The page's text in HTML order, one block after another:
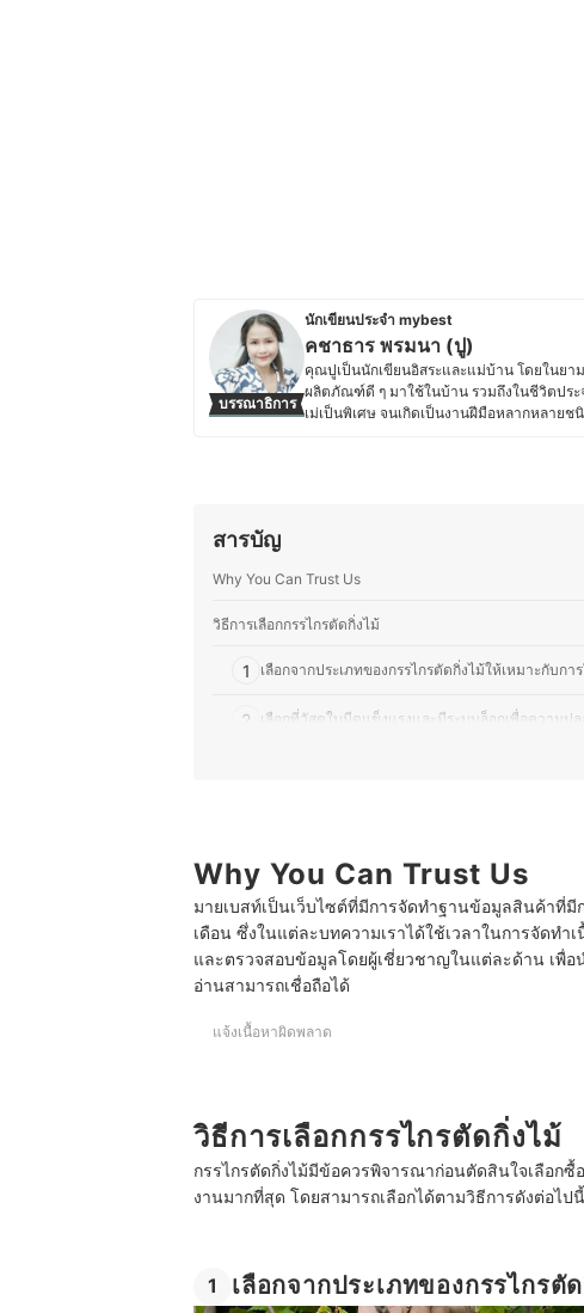
บรรณาธิการ
นักเขียนประจำ mybest
คชาธาร พรมนา (ปู)
คุณปูเป็นนักเขียนอิสระและแม่บ้าน โดยในยา
ผลิตภัณฑ์ดี ๆ มาใช้ในบ้าน รวมถึงในชีวิตปร
เม่เป็นพิเศษ จนเกิดเป็นงานฝีมือหลากหลาย
สารบัญ
Why You Can Trust Us
วิธีการเลือกกรรไกรตัดกิ่งไม้
1 เลือกจากประเภทของกรรไกรตัดกิ่งไม้ให้เหมาะกับกา
2 เลือกที่วัสดุใบมีดแข็งแรงและมีระบบล็อกเพื่อความป
5 เลือกด้ามจับที่จับได้ถนัดมือหรือออกแบบตามหลักสรีร
10 กรรไกรตัดกิ่งไม้ ยี่ห้อไหนดี รวมกรรไกรตัดกิ่งไม้อย่างดี
Why You Can Trust Us
มายเบสท์เป็นเว็บไซต์ที่มีการจัดทำฐานข้อมูลสินค้าที่
เดือน ซึ่งในแต่ละบทความเราได้ใช้เวลาในการจัดท
และตรวจสอบข้อมูลโดยผู้เชี่ยวชาญในแต่ละด้าน เพื่
อ่านสามารถเชื่อถือได้
แจ้งเนื้อหาผิดพลาด
วิธีการเลือกกรรไกรตัดกิ่งไม้
กรรไกรตัดกิ่งไม้มีข้อควรพิจารณาก่อนตัดสินใจเลือกซื้
งานมากที่สุด โดยสามารถเลือกได้ตามวิธีการดังต่อไปนี้
1 เลือกจากประเภทของกรรไกรตั